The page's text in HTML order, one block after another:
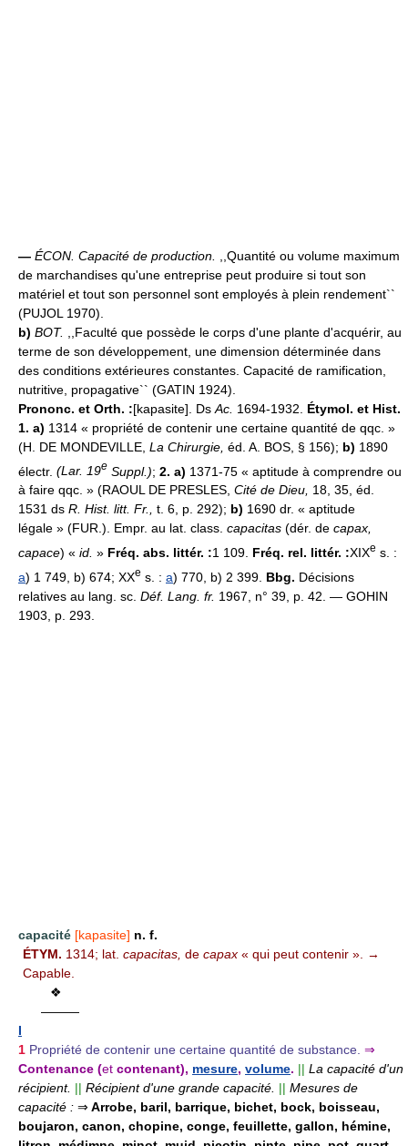
— ÉCON. Capacité de production.
,,Quantité ou volume maximum
de marchandises qu'une entreprise peut produire si tout son
matériel et tout son personnel sont employés à plein rendement``
(PUJOL 1970).
b) BOT.
,,Faculté que possède le corps d'une plante d'acquérir, au
terme de son développement, une dimension déterminée dans
des conditions extérieures constantes. Capacité de ramification,
nutritive, propagative`` (GATIN 1924).
Prononc. et Orth. :[kapasite]. Ds Ac. 1694-1932. Étymol. et Hist.
1. a) 1314 « propriété de contenir une certaine quantité de qqc. »
(H. DE MONDEVILLE, La Chirurgie, éd. A. BOS, § 156); b) 1890
électr. (Lar. 19e Suppl.); 2. a) 1371-75 « aptitude à comprendre ou
à faire qqc. » (RAOUL DE PRESLES, Cité de Dieu, 18, 35, éd.
1531 ds R. Hist. litt. Fr., t. 6, p. 292); b) 1690 dr. « aptitude
légale » (FUR.). Empr. au lat. class. capacitas (dér. de capax,
capace) « id. » Fréq. abs. littér. :1 109. Fréq. rel. littér. :XIXe s. :
a) 1 749, b) 674; XXe s. : a) 770, b) 2 399. Bbg. Décisions
relatives au lang. sc. Déf. Lang. fr. 1967, n° 39, p. 42. — GOHIN
1903, p. 293.
capacité [kapasite] n. f.
ÉTYM. 1314; lat. capacitas, de capax « qui peut contenir ». →
Capable.
❖
———
I
1 Propriété de contenir une certaine quantité de substance. ⇒
Contenance (et contenant), mesure, volume. || La capacité d'un
récipient. || Récipient d'une grande capacité. || Mesures de
capacité : ⇒ Arrobe, baril, barrique, bichet, bock, boisseau,
boujaron, canon, chopine, conge, feuillette, gallon, hémine,